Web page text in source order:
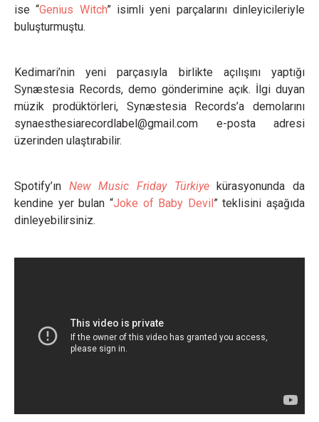
ise “Genius Witch” isimli yeni parçalarını dinleyicileriyle
buluşturmuştu.
Kedimari’nin yeni parçasıyla birlikte açılışını yaptığı
Synæstesia Records, demo gönderimine açık. İlgi duyan
müzik prodüktörleri, Synæstesia Records’a demolarını
synaesthesiarecordlabel@gmail.com e-posta adresi
üzerinden ulaştırabilir.
Spotify’ın New Music Friday Türkiyekürasyonunda da
kendine yer bulan “Joke of Baby Devil” teklisini aşağıda
dinleyebilirsiniz.